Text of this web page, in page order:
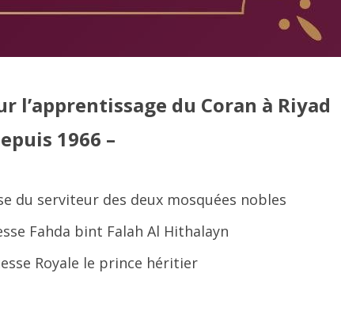
l’apprentissage du Coran à Riyad
1966 –
du serviteur des deux mosquées nobles
Fahda bint Falah Al Hithalayn
Royale le prince héritier